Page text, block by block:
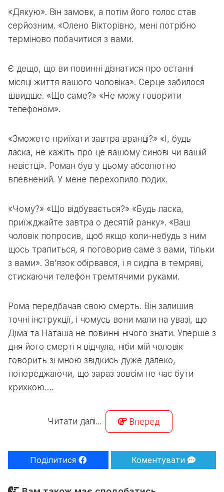
«Дякую». Він замовк, а потім його голос став
серйозним. «Олено Вікторівно, мені потрібно
терміново побачитися з вами.
Є дещо, що ви повинні дізнатися про останні
місяці життя вашого чоловіка». Серце забилося
швидше. «Що саме?» «Не можу говорити
телефоном».
«Зможете приїхати завтра вранці?» «І, будь
ласка, не кажіть про це вашому синові чи вашій
невістці». Роман був у цьому абсолютно
впевнений. У мене перехопило подих.
«Чому?» «Що відбувається?» «Будь ласка,
приїжджайте завтра о десятій ранку». «Ваш
чоловік попросив, щоб якщо коли-небудь з ним
щось трапиться, я поговорив саме з вами, тільки
з вами». Зв’язок обірвався, і я сиділа в темряві,
стискаючи телефон тремтячими руками.
Рома передбачав свою смерть. Він залишив
точні інструкції, і чомусь вони мали на увазі, що
Діма та Наташа не повинні нічого знати. Уперше з
дня його смерті я відчула, ніби мій чоловік
говорить зі мною звідкись дуже далеко,
попереджаючи, що зараз зовсім не час бути
крихкою….
Читати далі... Вперед
Поділитися Коментувати